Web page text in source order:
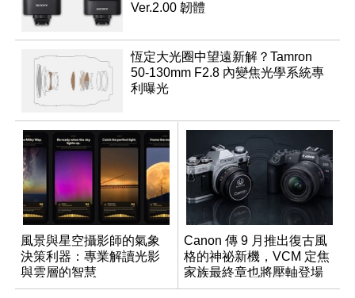
Ver.2.00 韌體
恆定大光圈中望遠新解？Tamron
50-130mm F2.8 內變焦光學系統專
利曝光
風景與星空攝影師的氣象
決策利器：專業解讀光影
與雲層的智慧
App「Atmos」登場
Canon 傳 9 月推出復古風
格的神祕新機，VCM 定焦
家族最終章也將壓軸登場